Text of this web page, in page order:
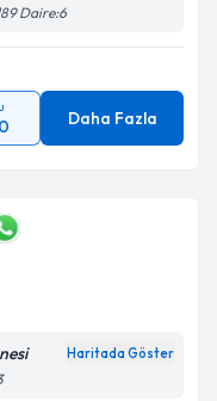
Daire:6
Daha Fazla
Haritada Göster